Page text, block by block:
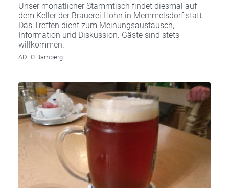
Unser monatlicher Stammtisch findet diesmal auf
dem Keller der Brauerei Höhn in Memmelsdorf statt.
Das Treffen dient zum Meinungsaustausch,
Information und Diskussion. Gäste sind stets
willkommen.
ADFC Bamberg